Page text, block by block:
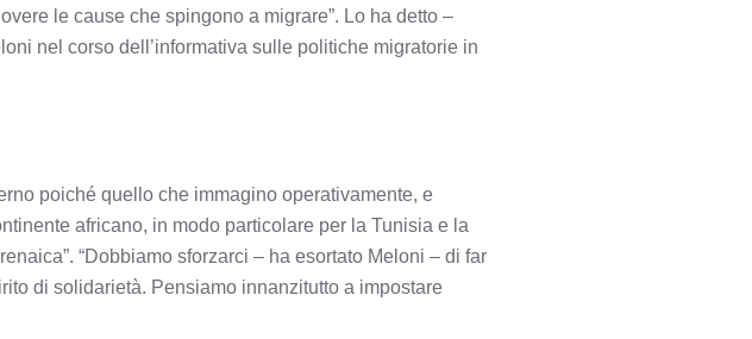
le cause che spingono a migrare”. Lo ha detto –
nel corso dell’informativa sulle politiche migratorie in
poiché quello che immagino operativamente, e
africano, in modo particolare per la Tunisia e la
“Dobbiamo sforzarci – ha esortato Meloni – di far
di solidarietà. Pensiamo innanzitutto a impostare